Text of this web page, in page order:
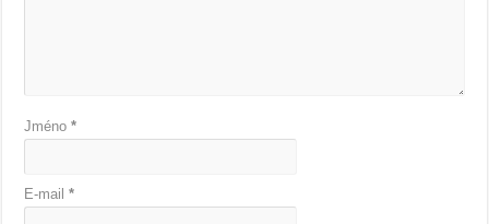
Jméno*
E-mail*